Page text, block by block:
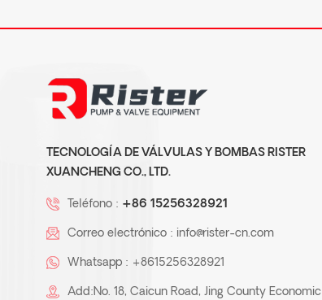
TECNOLOGÍA DE VÁLVULAS Y BOMBAS RISTER
XUANCHENG CO., LTD.
Teléfono : +86 15256328921
Correo electrónico : info@rister-cn.com
Whatsapp : +8615256328921
Add:No. 18, Caicun Road, Jing County Economic